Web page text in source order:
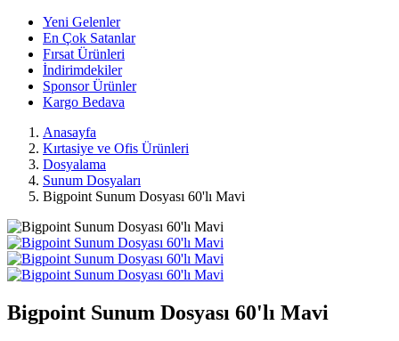
Yeni Gelenler
En Çok Satanlar
Fırsat Ürünleri
İndirimdekiler
Sponsor Ürünler
Kargo Bedava
Anasayfa
Kırtasiye ve Ofis Ürünleri
Dosyalama
Sunum Dosyaları
Bigpoint Sunum Dosyası 60'lı Mavi
Bigpoint Sunum Dosyası 60'lı Mavi